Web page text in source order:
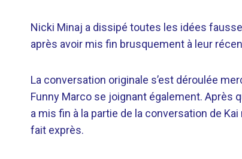
Nicki Minaj a dissipé toutes les idées
après avoir mis fin brusquement à leur
La conversation originale s’est déroulée
Funny Marco se joignant également. Après
a mis fin à la partie de la conversation de
fait exprès.